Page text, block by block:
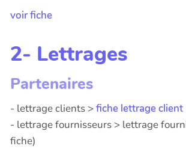
voir fiche
2- Lettrages
Partenaires
- lettrage clients >fiche lettrage client
- lettrage fournisseurs > lettrage
fiche)